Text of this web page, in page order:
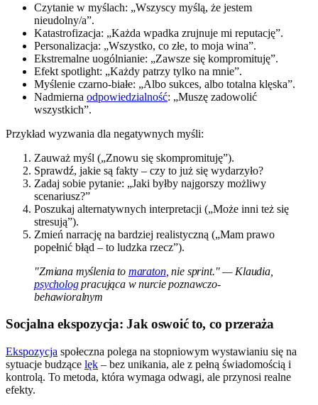
Czytanie w myślach: „Wszyscy myślą, że jestem
nieudolny/a”.
Katastrofizacja: „Każda wpadka zrujnuje mi reputację”.
Personalizacja: „Wszystko, co złe, to moja wina”.
Ekstremalne uogólnianie: „Zawsze się kompromituję”.
Efekt spotlight: „Każdy patrzy tylko na mnie”.
Myślenie czarno-białe: „Albo sukces, albo totalna klęska”.
Nadmierna odpowiedzialność: „Muszę zadowolić
wszystkich”.
Przykład wyzwania dla negatywnych myśli:
Zauważ myśl („Znowu się skompromituję”).
Sprawdź, jakie są fakty – czy to już się wydarzyło?
Zadaj sobie pytanie: „Jaki byłby najgorszy możliwy
scenariusz?”
Poszukaj alternatywnych interpretacji („Może inni też się
stresują”).
Zmień narrację na bardziej realistyczną („Mam prawo
popełnić błąd – to ludzka rzecz”).
"Zmiana myślenia to maraton, nie sprint." — Klaudia,
psychologpracująca w nurcie poznawczo-
behawioralnym
Socjalna ekspozycja: Jak oswoić to, co przeraża
Ekspozycja społeczna polega na stopniowym wystawianiu się na
sytuacje budzące lęk – bez unikania, ale z pełną świadomością i
kontrolą. To metoda, która wymaga odwagi, ale przynosi realne
efekty.